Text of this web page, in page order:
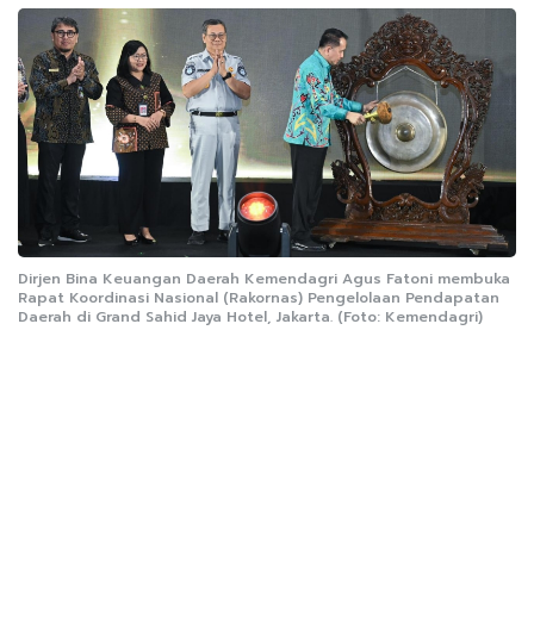
Dirjen Bina Keuangan Daerah Kemendagri Agus Fatoni membuka
Rapat Koordinasi Nasional (Rakornas) Pengelolaan Pendapatan
Daerah di Grand Sahid Jaya Hotel, Jakarta. (Foto: Kemendagri)